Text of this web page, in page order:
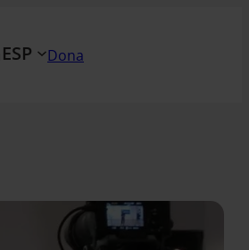
ESP Dona